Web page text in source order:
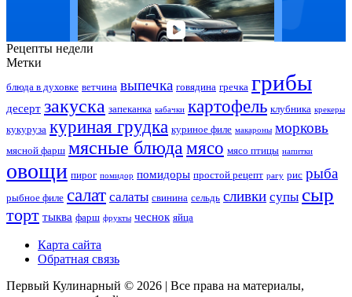
Рецепты недели
Метки
блюда в духовке ветчина выпечка говядина гречка грибы
десерт закуска запеканка кабачки картофель клубника крекеры
кукуруза куриная грудка куриное филе макароны морковь
мясной фарш мясные блюда мясо мясо птицы напитки
овощи пирог помидор помидоры простой рецепт рагу рис рыба
рыбное филе салат салаты свинина сельдь сливки супы сыр
торт тыква фарш фрукты чеснок яйца
Карта сайта
Обратная связь
Первый Кулинарный © 2026 | Все права на материалы,